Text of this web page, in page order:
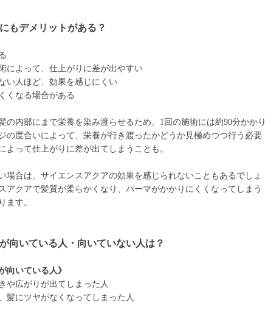
もデメリットがある？
によって、仕上がりに差が出やすい
い人ほど、効果を感じにくい
くなる場合がある
の内部にまで栄養を染み渡らせるため、1回の施術には約90分かかり
の度合いによって、栄養が行き渡ったかどうか見極めつつ行う必要
よって仕上がりに差が出てしまうことも。
場合は、サイエンスアクアの効果を感じられないこともあるでしょ
アクアで髪質が柔らかくなり、パーマがかかりにくくなってしまう
ます。
向いている人・向いていない人は？
向いている人》
や広がりが出てしまった人
髪にツヤがなくなってしまった人